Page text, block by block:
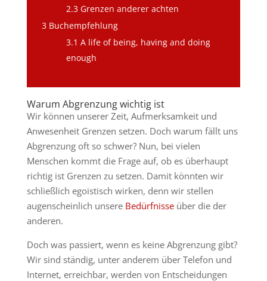
2.3 Grenzen anderer achten
3 Buchempfehlung
3.1 A life of being, having and doing
enough
Warum Abgrenzung wichtig ist
Wir können unserer Zeit, Aufmerksamkeit und
Anwesenheit Grenzen setzen. Doch warum fällt uns
Abgrenzung oft so schwer? Nun, bei vielen
Menschen kommt die Frage auf, ob es überhaupt
richtig ist Grenzen zu setzen. Damit könnten wir
schließlich egoistisch wirken, denn wir stellen
augenscheinlich unsere Bedürfnisseüber die der
anderen.
Doch was passiert, wenn es keine Abgrenzung gibt?
Wir sind ständig, unter anderem über Telefon und
Internet, erreichbar, werden von Entscheidungen